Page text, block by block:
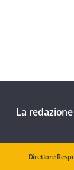
La redazione
Direttore